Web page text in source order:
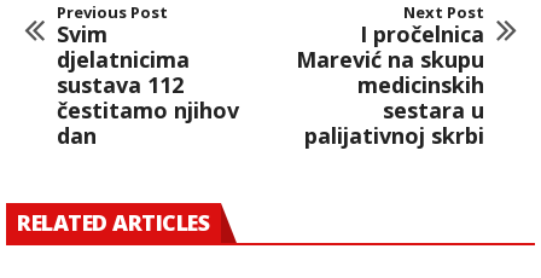
Previous Post
Svim
djelatnicima
sustava 112
čestitamo njihov
dan
Next Post
I pročelnica
Marević na skupu
medicinskih
sestara u
palijativnoj skrbi
RELATED ARTICLES